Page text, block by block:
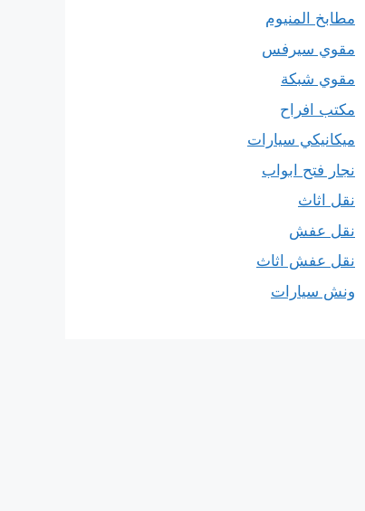
مطابخ المنيوم
مقوي سيرفس
مقوي شبكة
مكتب افراح
ميكانيكي سيارات
نجار فتح ابواب
نقل اثاث
نقل عفش
نقل عفش اثاث
ونش سيارات